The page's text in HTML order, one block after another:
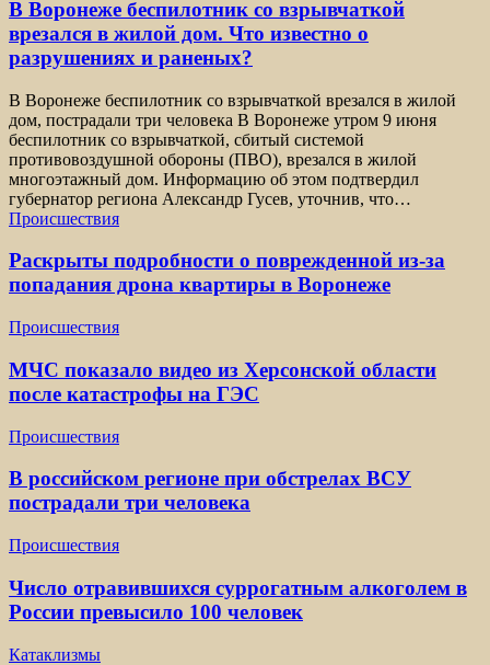
В Воронеже беспилотник со взрывчаткой
врезался в жилой дом. Что известно о
разрушениях и раненых?
В Воронеже беспилотник со взрывчаткой врезался в жилой
дом, пострадали три человека В Воронеже утром 9 июня
беспилотник со взрывчаткой, сбитый системой
противовоздушной обороны (ПВО), врезался в жилой
многоэтажный дом. Информацию об этом подтвердил
губернатор региона Александр Гусев, уточнив, что…
Происшествия
Раскрыты подробности о поврежденной из-за
попадания дрона квартиры в Воронеже
Происшествия
МЧС показало видео из Херсонской области
после катастрофы на ГЭС
Происшествия
В российском регионе при обстрелах ВСУ
пострадали три человека
Происшествия
Число отравившихся суррогатным алкоголем в
России превысило 100 человек
Катаклизмы